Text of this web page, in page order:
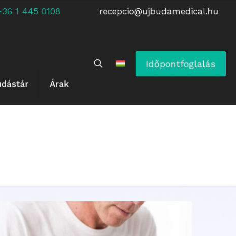
1 445 0108 recepcio@ujbudamedical.hu
Árak
Időpontfoglalás